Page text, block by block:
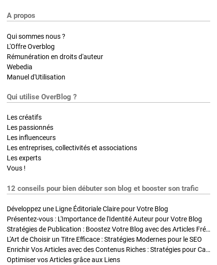
A propos
Qui sommes nous ?
L'Offre Overblog
Rémunération en droits d'auteur
Webedia
Manuel d'Utilisation
Qui utilise OverBlog ?
Les créatifs
Les passionnés
Les influenceurs
Les entreprises, collectivités et associations
Les experts
Vous !
12 conseils pour bien débuter son blog et booster son trafic
Développez une Ligne Éditoriale Claire pour Votre Blog
Présentez-vous : L'Importance de l'Identité Auteur pour Votre Blog
Stratégies de Publication : Boostez Votre Blog avec des Articles Fréquents et Exclusifs
L'Art de Choisir un Titre Efficace : Stratégies Modernes pour le SEO
Enrichir Vos Articles avec des Contenus Riches : Stratégies pour Captiver et Optimiser
Optimiser vos Articles grâce aux Liens